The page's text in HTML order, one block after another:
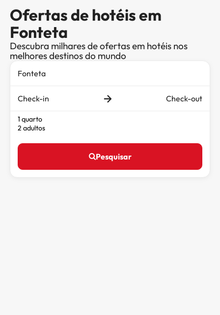
Ofertas de hotéis em
Fonteta
Descubra milhares de ofertas em hotéis nos
melhores destinos do mundo
Check-in Check-out
1 quarto
2 adultos
Pesquisar